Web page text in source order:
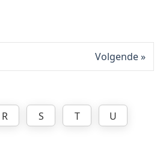
Volgende
R S T
U